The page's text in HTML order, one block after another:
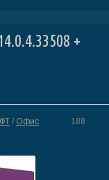
+
/ Офис
188